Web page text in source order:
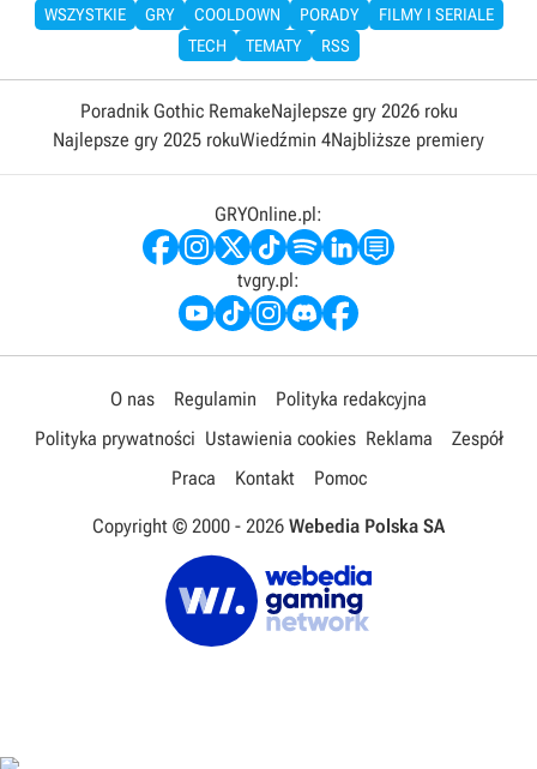
WSZYSTKIE GRY COOLDOWN PORADY
FILMY I SERIALE
TECH
TEMATY RSS
Poradnik Gothic RemakeNajlepsze gry 2026 roku
Najlepsze gry 2025 rokuWiedźmin 4Najbliższe premiery
GRYOnline.pl:
tvgry.pl:
O nas Regulamin
Polityka redakcyjna
Polityka prywatności Ustawienia cookies Reklama
Zespół
Praca
Kontakt Pomoc
Copyright © 2000 - 2026 Webedia Polska SA